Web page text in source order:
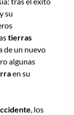
y su
tierras
de un nuevo
algunas
en su
, los